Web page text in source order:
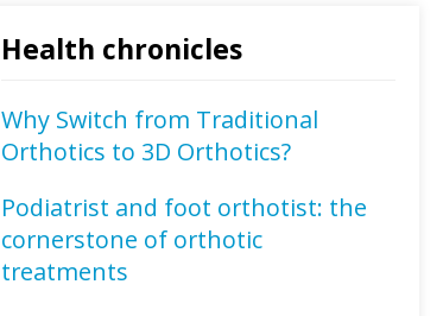
Health chronicles
Why Switch from Traditional
Orthotics to 3D Orthotics?
Podiatrist and foot orthotist: the
cornerstone of orthotic
treatments